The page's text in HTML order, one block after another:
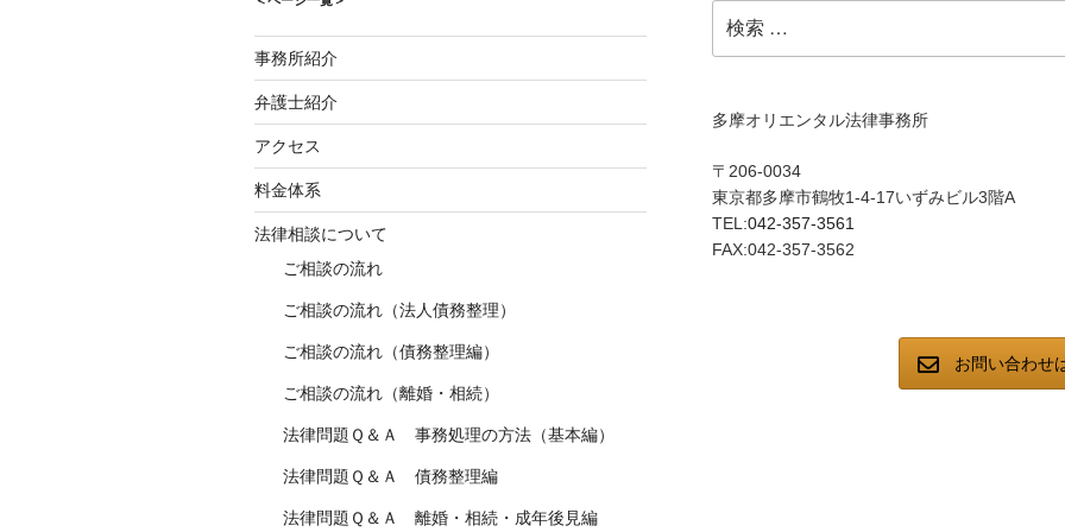
事務所紹介
弁護士紹介
アクセス
料金体系
法律相談について
ご相談の流れ
ご相談の流れ（法人債務整理）
ご相談の流れ（債務整理編）
ご相談の流れ（離婚・相続）
法律問題Ｑ＆Ａ 事務処理の方法（基本編）
法律問題Ｑ＆Ａ 債務整理編
法律問題Ｑ＆Ａ 離婚・相続・成年後見編
索:
多摩オリエンタル法律事務所
〒206-0034
東京都多摩市鶴牧1-4-17いずみビル3階A
TEL:042-357-3561
FAX:042-357-3562
お問い合わせ